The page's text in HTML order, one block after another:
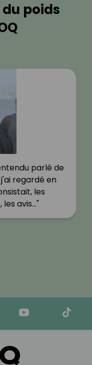
poids
parlé de
regardé en
les
avis…"